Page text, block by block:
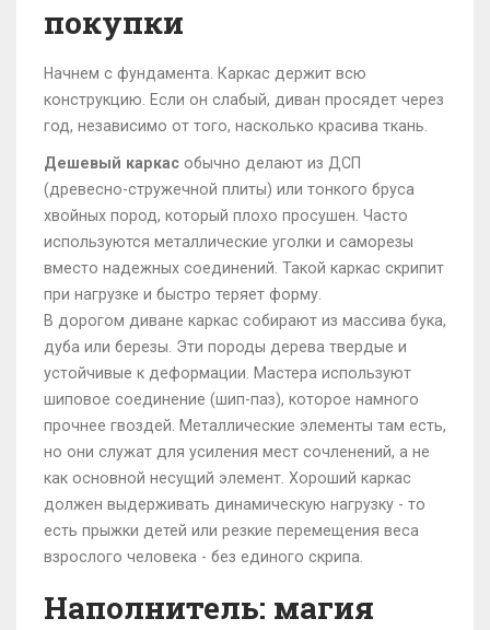
покупки
Начнем с фундамента. Каркас держит всю
конструкцию. Если он слабый, диван просядет через
год, независимо от того, насколько красива ткань.
Дешевый каркас обычно делают из ДСП
(древесно-стружечной плиты) или тонкого бруса
хвойных пород, который плохо просушен. Часто
используются металлические уголки и саморезы
вместо надежных соединений. Такой каркас скрипит
при нагрузке и быстро теряет форму.
В дорогом диване каркас собирают из массива бука,
дуба или березы. Эти породы дерева твердые и
устойчивые к деформации. Мастера используют
шиповое соединение (шип-паз), которое намного
прочнее гвоздей. Металлические элементы там есть,
но они служат для усиления мест сочленений, а не
как основной несущий элемент. Хороший каркас
должен выдерживать динамическую нагрузку - то
есть прыжки детей или резкие перемещения веса
взрослого человека - без единого скрипа.
Наполнитель: магия